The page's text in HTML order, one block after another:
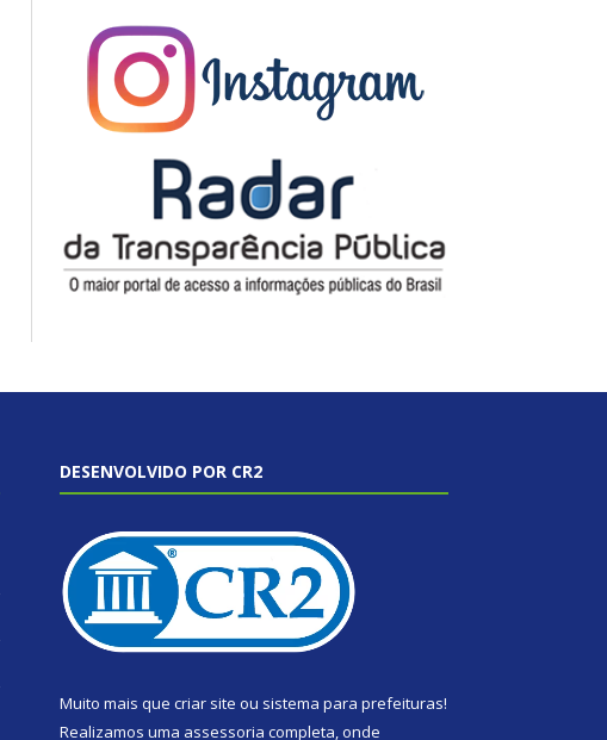
DESENVOLVIDO POR CR2
Muito mais que criar site ou sistema para prefeituras!
Realizamos uma assessoria completa, onde